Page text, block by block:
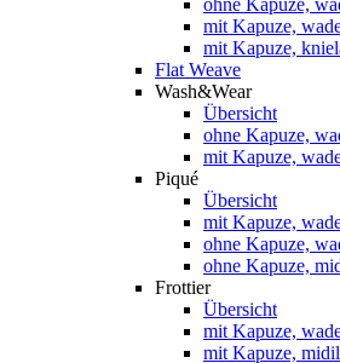
ohne Kapuze,
mit Kapuze,
mit Kapuze,
Flat Weave
Wash&Wear
Übersicht
ohne Kapuze,
mit Kapuze,
Piqué
Übersicht
mit Kapuze,
ohne Kapuze,
ohne Kapuze,
Frottier
Übersicht
mit Kapuze,
mit Kapuze,